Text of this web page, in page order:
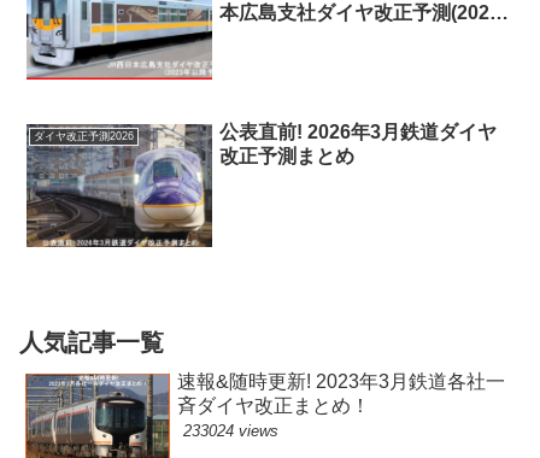
本広島支社ダイヤ改正予測(2023
ダイヤ改正予測2026
公表直前! 2026年3月鉄道ダイヤ
改正予測まとめ
人気記事一覧
速報&随時更新! 2023年3月鉄道各社一
斉ダイヤ改正まとめ！
233024 views